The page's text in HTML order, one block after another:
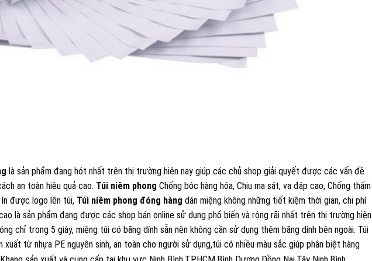
là sản phẩm đang hót nhất trên thị trường hiên nay giúp các chủ shop giải quyết được các vấn đề
an toàn hiệu quả cao. Túi niêm phong Chống bóc hàng hóa, Chịu ma sát, va đập cao, Chống thấm
được logo lên túi, Túi niêm phong đóng hàng dán miệng không những tiết kiệm thời gian, chi phí
là sản phẩm đang được các shop bán online sử dụng phổ biến và rộng rãi nhất trên thị trường hiện
chỉ trong 5 giây, miệng túi có băng dính sẵn nên không cần sử dụng thêm băng dính bên ngoài. Túi
xuất từ nhựa PE nguyên sinh, an toàn cho người sử dụng,túi có nhiều màu sắc giúp phân biệt hàng